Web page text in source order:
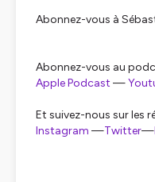
Abonnez-vous à
Abonnez-vous au
⁠⁠Apple Podcast⁠⁠ —
Et suivez-nous sur les
⁠⁠⁠⁠⁠⁠⁠⁠⁠⁠⁠Instagram⁠⁠⁠⁠⁠⁠⁠⁠⁠⁠⁠ —⁠⁠⁠⁠⁠⁠⁠⁠⁠⁠⁠Twitter⁠⁠⁠⁠⁠⁠⁠⁠⁠⁠⁠—